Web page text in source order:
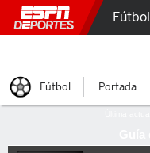
Fútbol
Fútbol Portada